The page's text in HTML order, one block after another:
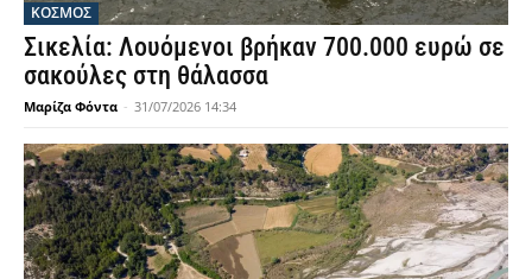
ΚΟΣΜΟΣ
Σικελία: Λουόμενοι βρήκαν 700.000 ευρώ σε
σακούλες στη θάλασσα
Μαρίζα Φόντα - 31/07/2026 14:34